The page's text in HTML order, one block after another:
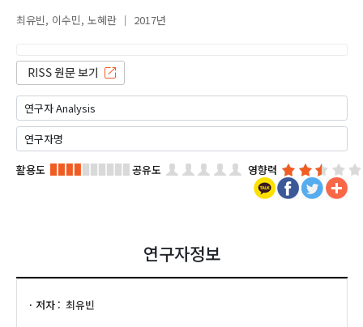
최유빈 이수민 노혜란 2017년
활용도 공유도 영향력
연구자정보
저자 최유빈